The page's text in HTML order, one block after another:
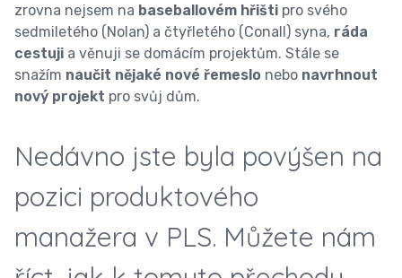
zrovna nejsem na baseballovém hřišti pro svého
sedmiletého (Nolan) a čtyřletého (Conall) syna, ráda
cestuji a věnuji se domácím projektům. Stále se
snažím naučit nějaké nové řemeslo nebo navrhnout
nový projekt pro svůj dům.
Nedávno jste byla povýšen na
pozici produktového
manažera v PLS. Můžete nám